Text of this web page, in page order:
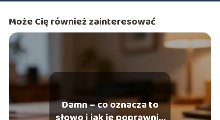
Może Cię również zainteresować
Damn – co oznacza to